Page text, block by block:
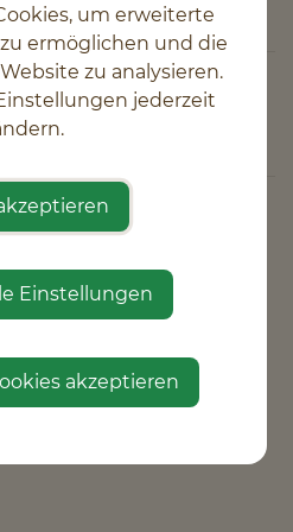
anfordern
Impressum
per
um erweiterte
ermöglichen und die
zu analysieren.
jederzeit
Einstellungen
akzeptieren